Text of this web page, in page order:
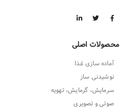
محصولات اصلی
آماده سازی غذا
نوشیدنی ساز
سرمایش، گرمایش، تهویه
صوتی و تصویری